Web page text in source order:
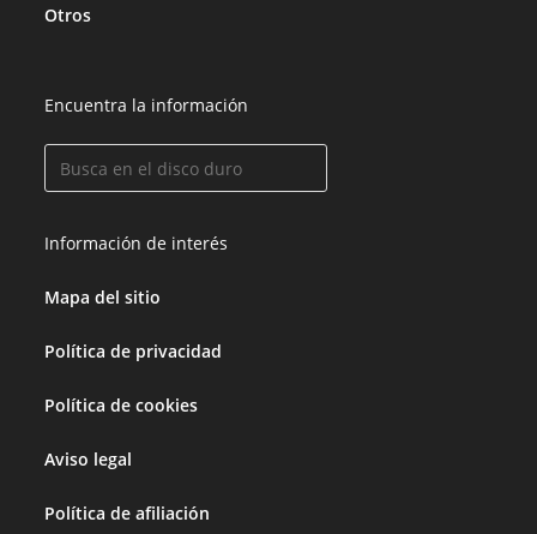
Otros
Encuentra la información
Información de interés
Mapa del sitio
Política de privacidad
Política de cookies
Aviso legal
Política de afiliación